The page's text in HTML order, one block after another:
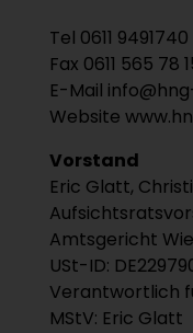
Tel 0611 9491740
Fax 0611 565 78
E-Mail info@hn
Website
Vorstand
Eric Glatt,
Amtsgericht
USt-ID:
Verantwortlich
MStV: Eric Glatt